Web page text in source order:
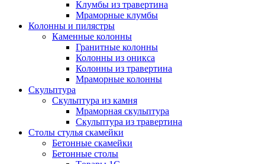
Клумбы из травертина
Мраморные клумбы
Колонны и пилястры
Каменные колонны
Гранитные колонны
Колонны из оникса
Колонны из травертина
Мраморные колонны
Скульптура
Скульптура из камня
Мраморная скульптура
Скульптура из травертина
Столы стулья скамейки
Бетонные скамейки
Бетонные столы